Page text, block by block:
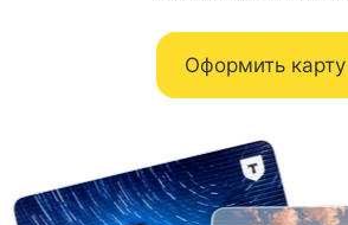
Оформить карту